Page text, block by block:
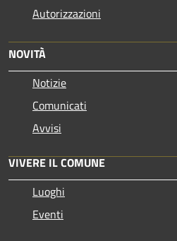
Autorizzazioni
NOVITÀ
Notizie
Comunicati
Avvisi
VIVERE IL COMUNE
Luoghi
Eventi